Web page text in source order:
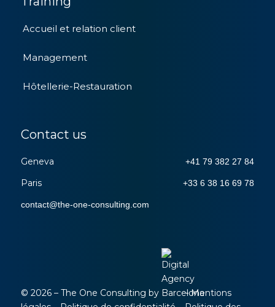
Accueil et relation client
Management
Hôtellerie-Restauration
Contact us
Geneva +41 79 382 27 84
Paris +33 6 38 16 69 78
contact@the-one-consulting com
© 2026 – The One Consulting by –Mentions